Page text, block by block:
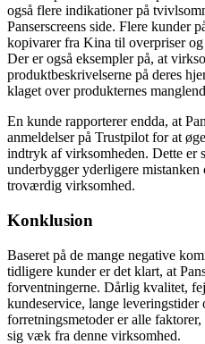
også flere indikationer på
Panserscreens side. Flere kunder
kopivarer fra Kina til overpriser
Der er også eksempler på, at
produktbeskrivelserne på deres
klaget over produkternes
En kunde rapporterer endda, at
anmeldelser på Trustpilot for at
indtryk af virksomheden. Dette er
underbygger yderligere mistanken
troværdig virksomhed.
Konklusion
Baseret på de mange negative
tidligere kunder er det klart, at
forventningerne. Dårlig kvalitet,
kundeservice, lange leveringstider
forretningsmetoder er alle
sig væk fra denne virksomhed.